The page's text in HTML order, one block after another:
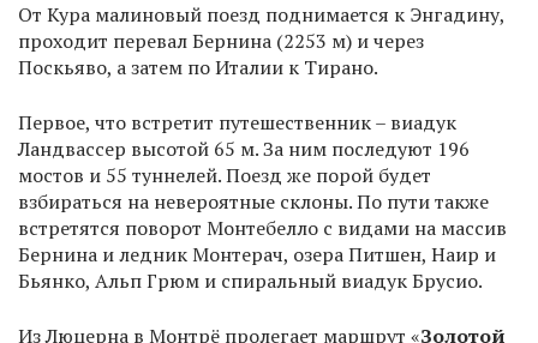
От Кура малиновый поезд поднимается к Энгадину,
проходит перевал Бернина (2253 м) и через
Поскьяво, а затем по Италии к Тирано.
Первое, что встретит путешественник – виадук
Ландвассер высотой 65 м. За ним последуют 196
мостов и 55 туннелей. Поезд же порой будет
взбираться на невероятные склоны. По пути также
встретятся поворот Монтебелло с видами на массив
Бернина и ледник Монтерач, озера Питшен, Наир и
Бьянко, Альп Грюм и спиральный виадук Брусио.
Из Люцерна в Монтрё пролегает маршрут «Золотой